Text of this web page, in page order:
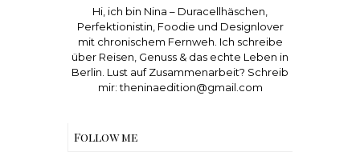
Hi, ich bin Nina – Duracellhäschen,
Perfektionistin, Foodie und Designlover
mit chronischem Fernweh. Ich schreibe
über Reisen, Genuss & das echte Leben in
Berlin. Lust auf Zusammenarbeit? Schreib
mir: theninaedition@gmail.com
Follow me